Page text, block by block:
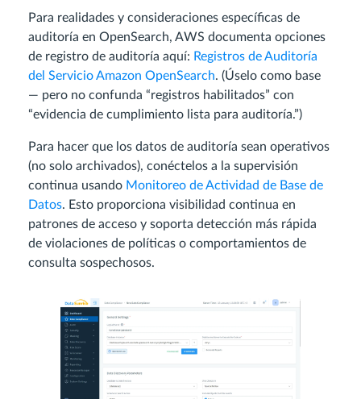
Para realidades y consideraciones específicas de
auditoría en OpenSearch, AWS documenta opciones
de registro de auditoría aquí: Registros de Auditoría
del Servicio Amazon OpenSearch. (Úselo como base
— pero no confunda “registros habilitados” con
“evidencia de cumplimiento lista para auditoría.”)
Para hacer que los datos de auditoría sean operativos
(no solo archivados), conéctelos a la supervisión
continua usando Monitoreo de Actividad de Base de
Datos. Esto proporciona visibilidad continua en
patrones de acceso y soporta detección más rápida
de violaciones de políticas o comportamientos de
consulta sospechosos.